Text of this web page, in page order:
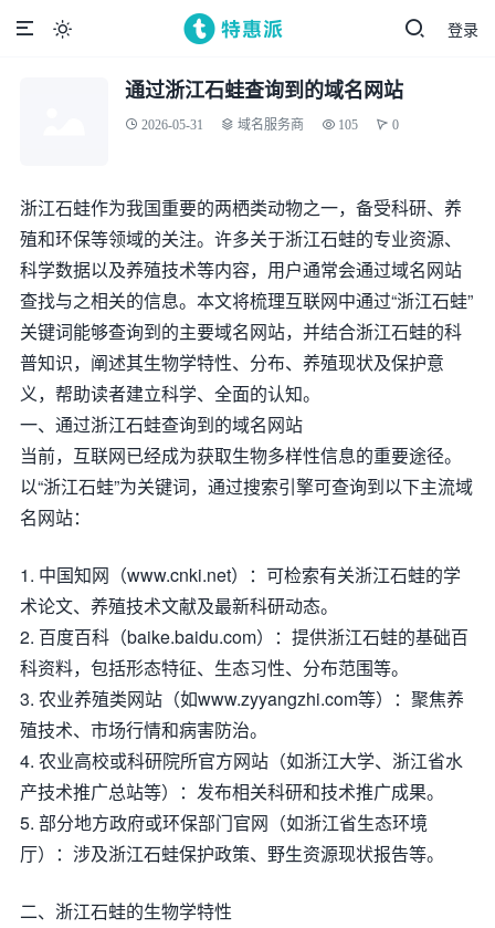
登录

通过浙江石蛙查询到的域名网站
2026-05-31 域名服务商 105 0
浙江石蛙作为我国重要的两栖类动物之一，备受科研、养
殖和环保等领域的关注。许多关于浙江石蛙的专业资源、
科学数据以及养殖技术等内容，用户通常会通过域名网站
查找与之相关的信息。本文将梳理互联网中通过“浙江石蛙”
关键词能够查询到的主要域名网站，并结合浙江石蛙的科
普知识，阐述其生物学特性、分布、养殖现状及保护意
义，帮助读者建立科学、全面的认知。
一、通过浙江石蛙查询到的域名网站
当前，互联网已经成为获取生物多样性信息的重要途径。
以“浙江石蛙”为关键词，通过搜索引擎可查询到以下主流域
名网站：
1. 中国知网（www.cnki.net）：可检索有关浙江石蛙的学
术论文、养殖技术文献及最新科研动态。
2. 百度百科（baike.baidu.com）：提供浙江石蛙的基础百
科资料，包括形态特征、生态习性、分布范围等。
3. 农业养殖类网站（如www.zyyangzhi.com等）：聚焦养
殖技术、市场行情和病害防治。
4. 农业高校或科研院所官方网站（如浙江大学、浙江省水
产技术推广总站等）：发布相关科研和技术推广成果。
5. 部分地方政府或环保部门官网（如浙江省生态环境
厅）：涉及浙江石蛙保护政策、野生资源现状报告等。
二、浙江石蛙的生物学特性